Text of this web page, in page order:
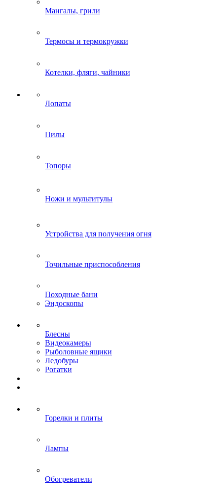
Мангалы, грили
Термосы и термокружки
Котелки, фляги, чайники
Лопаты
Пилы
Топоры
Ножи и мультитулы
Устройства для получения огня
Точильные приспособления
Походные бани
Эндоскопы
Блесны
Видеокамеры
Рыболовные ящики
Ледобуры
Рогатки
Горелки и плиты
Лампы
Обогреватели